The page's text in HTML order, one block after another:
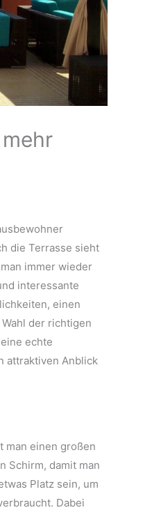
die Terrasse sieht
immer wieder
interessante
einen
der richtigen
echte
attraktiven Anblick
man einen großen
Schirm, damit man
Platz sein, um
Dabei